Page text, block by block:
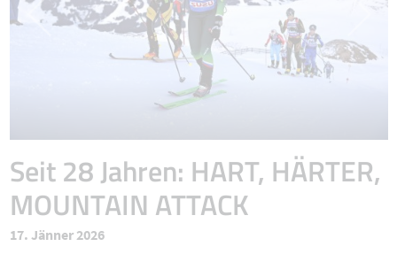
Seit 28 Jahren: HART, HÄRTER,
MOUNTAIN ATTACK
17. Jänner 2026